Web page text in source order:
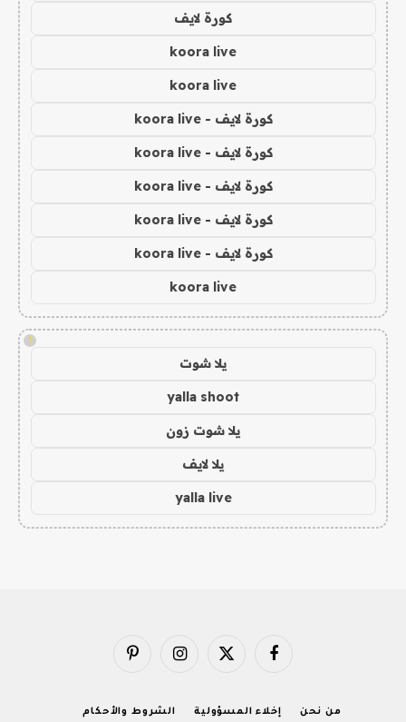
كورة لايف
koora live
koora live
كورة لايف - koora live
كورة لايف - koora live
كورة لايف - koora live
كورة لايف - koora live
كورة لايف - koora live
koora live
!
يلا شوت
yalla shoot
يلا شوت زون
يلا لايف
yalla live
فيسبوك X
الانستغرامبينتيريست
من نحن إخلاء المسؤولية الشروط والأحكام